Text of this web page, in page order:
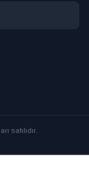
saklıdır.